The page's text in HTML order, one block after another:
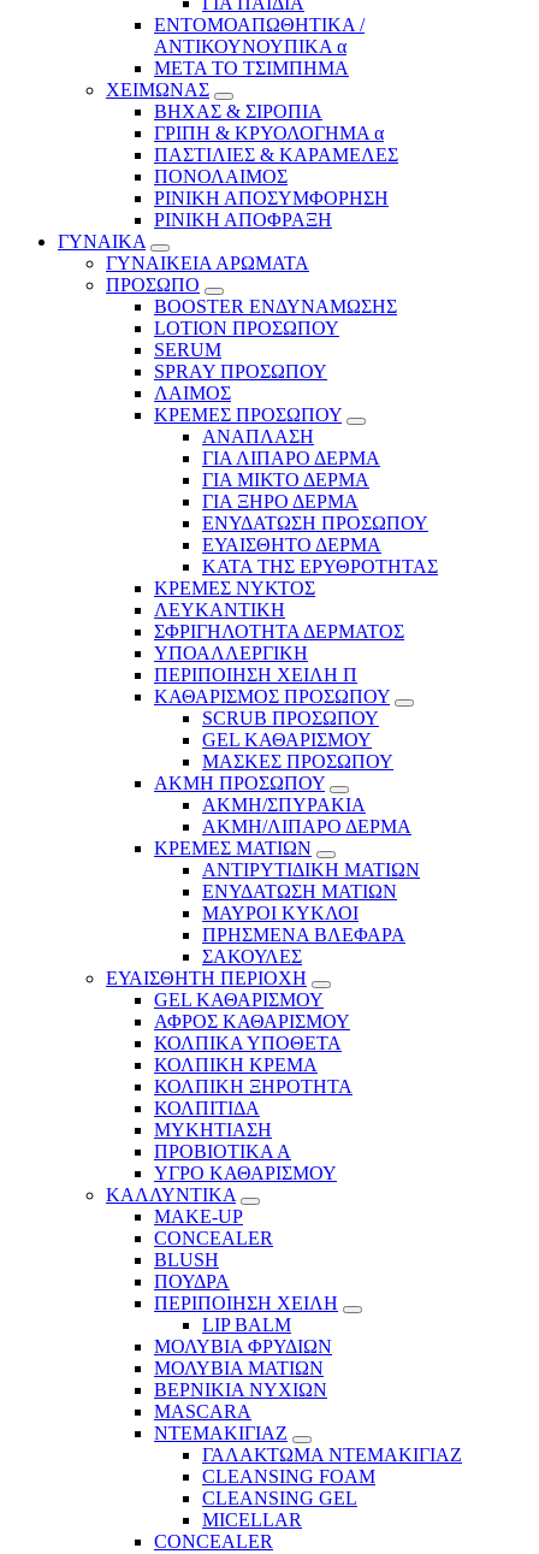
ΕΝΤΟΜΟΑΠΩΘΗΤΙΚΑ /
ΑΝΤΙΚΟΥΝΟΥΠΙΚΑ α
ΜΕΤΑ ΤΟ ΤΣΙΜΠΗΜΑ
ΧΕΙΜΩΝΑΣ
ΒΗΧΑΣ & ΣΙΡΟΠΙΑ
ΓΡΙΠΗ & ΚΡΥΟΛΟΓΗΜΑ α
ΠΑΣΤΙΛΙΕΣ & ΚΑΡΑΜΕΛΕΣ
ΠΟΝΟΛΑΙΜΟΣ
ΡΙΝΙΚΗ ΑΠΟΣΥΜΦΟΡΗΣΗ
ΡΙΝΙΚΗ ΑΠΟΦΡΑΞΗ
ΓΥΝΑΙΚΑ
ΓΥΝΑΙΚΕΙΑ ΑΡΩΜΑΤΑ
ΠΡΟΣΩΠΟ
BOOSTER ΕΝΔΥΝΑΜΩΣΗΣ
LOTION ΠΡΟΣΩΠΟΥ
SERUM
SPRAY ΠΡΟΣΩΠΟΥ
ΛΑΙΜΟΣ
ΚΡΕΜΕΣ ΠΡΟΣΩΠΟΥ
ΑΝΑΠΛΑΣΗ
ΓΙΑ ΛΙΠΑΡΟ ΔΕΡΜΑ
ΓΙΑ ΜΙΚΤΟ ΔΕΡΜΑ
ΓΙΑ ΞΗΡΟ ΔΕΡΜΑ
ΕΝΥΔΑΤΩΣΗ ΠΡΟΣΩΠΟΥ
ΕΥΑΙΣΘΗΤΟ ΔΕΡΜΑ
ΚΑΤΑ ΤΗΣ ΕΡΥΘΡΟΤΗΤΑΣ
ΚΡΕΜΕΣ ΝΥΚΤΟΣ
ΛΕΥΚΑΝΤΙΚΗ
ΣΦΡΙΓΗΛΟΤΗΤΑ ΔΕΡΜΑΤΟΣ
ΥΠΟΑΛΛΕΡΓΙΚΗ
ΠΕΡΙΠΟΙΗΣΗ ΧΕΙΛΗ Π
ΚΑΘΑΡΙΣΜΟΣ ΠΡΟΣΩΠΟΥ
SCRUB ΠΡΟΣΩΠΟΥ
GEL ΚΑΘΑΡΙΣΜΟΥ
ΜΑΣΚΕΣ ΠΡΟΣΩΠΟΥ
ΑΚΜΗ ΠΡΟΣΩΠΟΥ
ΑΚΜΗ/ΣΠΥΡΑΚΙΑ
ΑΚΜΗ/ΛΙΠΑΡΟ ΔΕΡΜΑ
ΚΡΕΜΕΣ ΜΑΤΙΩΝ
ΑΝΤΙΡΥΤΙΔΙΚΗ ΜΑΤΙΩΝ
ΕΝΥΔΑΤΩΣΗ ΜΑΤΙΩΝ
ΜΑΥΡΟΙ ΚΥΚΛΟΙ
ΠΡΗΣΜΕΝΑ ΒΛΕΦΑΡΑ
ΣΑΚΟΥΛΕΣ
ΕΥΑΙΣΘΗΤΗ ΠΕΡΙΟΧΗ
GEL ΚΑΘΑΡΙΣΜΟΥ
ΑΦΡΟΣ ΚΑΘΑΡΙΣΜΟΥ
ΚΟΛΠΙΚΑ ΥΠΟΘΕΤΑ
ΚΟΛΠΙΚΗ ΚΡΕΜΑ
ΚΟΛΠΙΚΗ ΞΗΡΟΤΗΤΑ
ΚΟΛΠΙΤΙΔΑ
ΜΥΚΗΤΙΑΣΗ
ΠΡΟΒΙΟΤΙΚΑ Α
ΥΓΡΟ ΚΑΘΑΡΙΣΜΟΥ
ΚΑΛΛΥΝΤΙΚΑ
MAKE-UP
CONCEALER
BLUSH
ΠΟΥΔΡΑ
ΠΕΡΙΠΟΙΗΣΗ ΧΕΙΛΗ
LIP BALM
ΜΟΛΥΒΙΑ ΦΡΥΔΙΩΝ
ΜΟΛΥΒΙΑ ΜΑΤΙΩΝ
ΒΕΡΝΙΚΙΑ ΝΥΧΙΩΝ
MASCARA
ΝΤΕΜΑΚΙΓΙΑΖ
ΓΑΛΑΚΤΩΜΑ ΝΤΕΜΑΚΙΓΙΑΖ
CLEANSING FOAM
CLEANSING GEL
MICELLAR
CONCEALER